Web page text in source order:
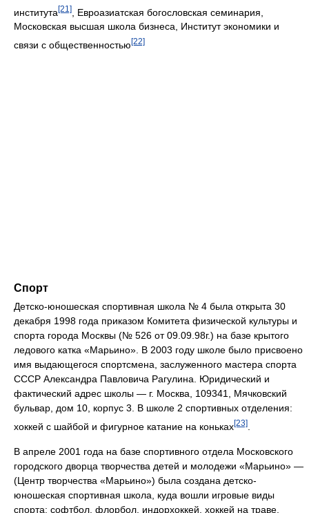
института[21]
, Евроазиатская богословская семинария,
Московская высшая школа бизнеса, Институт экономики и
связи с общественностью [22]
Спорт
Детско-юношеская спортивная школа № 4 была открыта 30
декабря 1998 года приказом Комитета физической культуры и
спорта города Москвы (№ 526 от 09.09.98г.) на базе крытого
ледового катка «Марьино». В 2003 году школе было присвоено
имя выдающегося спортсмена, заслуженного мастера спорта
СССР Александра Павловича Рагулина. Юридический и
фактический адрес школы — г. Москва, 109341, Мячковский
бульвар, дом 10, корпус 3. В школе 2 спортивных отделения:
хоккей с шайбой и фигурное катание на коньках[23]
В апреле 2001 года на базе спортивного отдела Московского
городского дворца творчества детей и молодежи «Марьино» —
(Центр творчества «Марьино») была создана детско-
юношеская спортивная школа, куда вошли игровые виды
спорта: софтбол, флорбол, индорхоккей, хоккей на траве,